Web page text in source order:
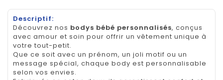
Descriptif:
Découvrez nos bodys bébé personnalisés, conçus
avec amour et soin pour offrir un vêtement unique à
votre tout-petit.
Que ce soit avec un prénom, un joli motif ou un
message spécial, chaque body est personnalisable
selon vos envies.